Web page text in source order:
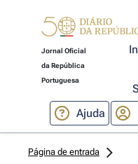
Jornal Oficial
da República
Portuguesa
Ajuda
Página de entrada